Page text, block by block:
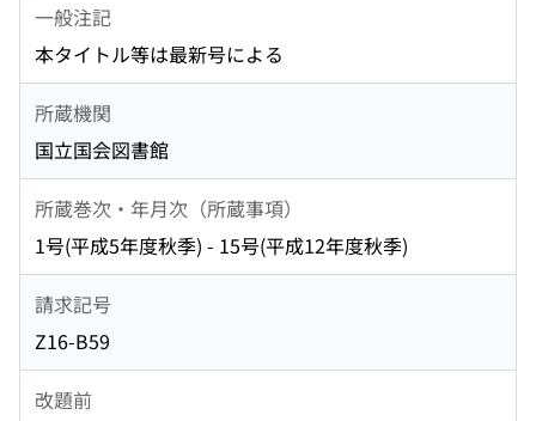
一般注記
本タイトル等は最新号による
所蔵機関
国立国会図書館
所蔵巻次・年月次（所蔵事項）
1号(平成5年度秋季) - 15号(平成12年度秋季)
請求記号
Z16-B59
改題前